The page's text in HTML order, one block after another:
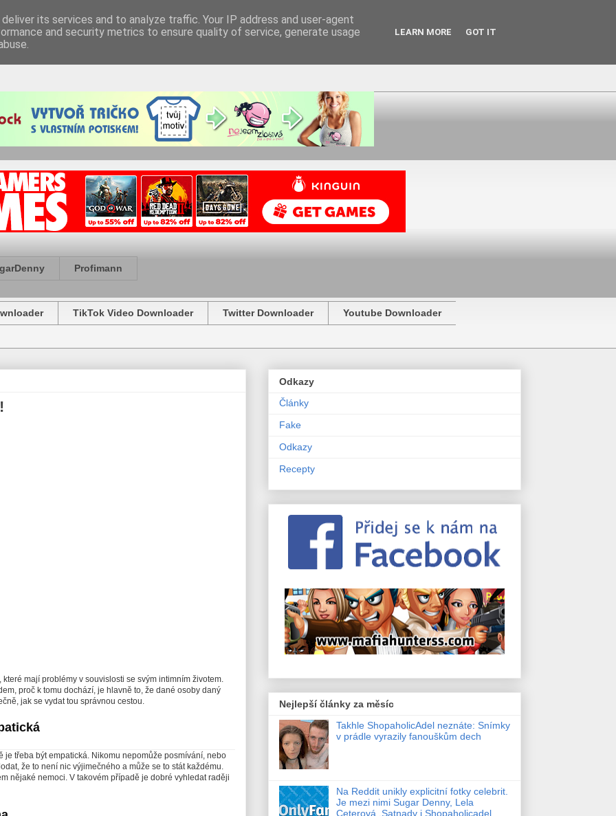
Profimann
TikTok Video Downloader Twitter Downloader Youtube Downloader
mají problémy v souvislosti se svým intimním životem.
proč k tomu dochází, je hlavně to, že dané osoby daný
jak se vydat tou správnou cestou.
třeba být empatická. Nikomu nepomůže posmívání, nebo
že to není nic výjimečného a může se to stát každému.
nějaké nemoci. V takovém případě je dobré vyhledat raději
Odkazy
Články
Fake
Odkazy
Recepty
Nejlepší články za měsíc
Takhle ShopaholicAdel neznáte: Snímky
v prádle vyrazily fanouškům dech
Na Reddit unikly explicitní fotky celebrit.
Je mezi nimi Sugar Denny, Lela
Ceterová ,Satnady i Shopaholicadel
its services and to analyze traffic. Your IP address and user-agent
and security metrics to ensure quality of service, generate usage
LEARN MORE GOT IT